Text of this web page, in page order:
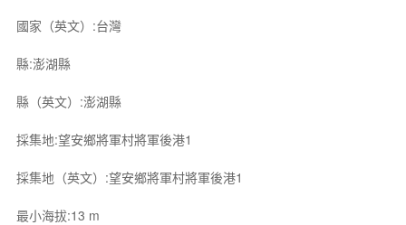
國家（英文）:台灣
縣:澎湖縣
縣（英文）:澎湖縣
採集地:望安鄉將軍村將軍後港1
採集地（英文）:望安鄉將軍村將軍後港1
最小海拔:13 m